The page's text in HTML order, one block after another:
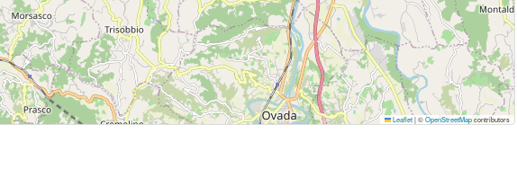
Leaflet|©OpenStreetMapcontributors